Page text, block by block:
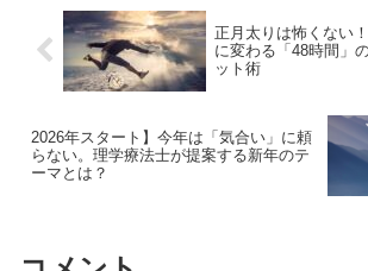
正月太りは怖くない
に変わる「48時間」
ット術
2026年スタート】今年は「気合い」に頼
らない。理学療法士が提案する新年のテ
ーマとは？